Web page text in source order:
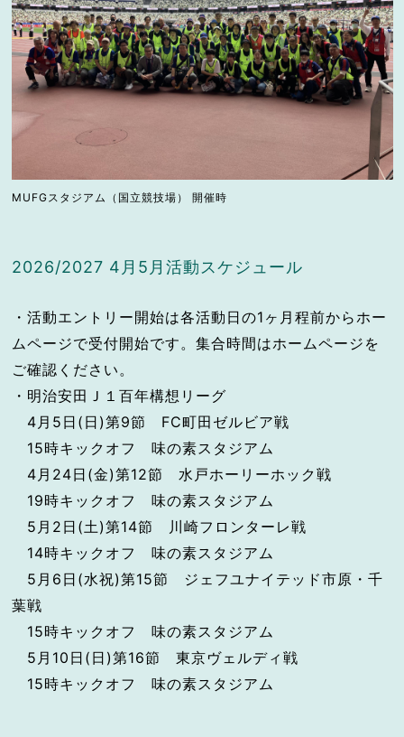
MUFGスタジアム（国立競技場） 開催時
2026/2027 4月5月活動スケジュール
・活動エントリー開始は各活動日の1ヶ月程前からホー
ムページで受付開始です。集合時間はホームページを
ご確認ください。
・明治安田Ｊ１百年構想リーグ
4月5日(日)第9節 FC町田ゼルビア戦
15時キックオフ 味の素スタジアム
4月24日(金)第12節 水戸ホーリーホック戦
19時キックオフ 味の素スタジアム
5月2日(土)第14節 川崎フロンターレ戦
14時キックオフ 味の素スタジアム
5月6日(水祝)第15節 ジェフユナイテッド市原・千
葉戦
15時キックオフ 味の素スタジアム
5月10日(日)第16節 東京ヴェルディ戦
15時キックオフ 味の素スタジアム